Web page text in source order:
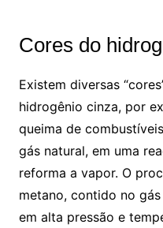
Cores do
Existem diversas
hidrogênio cinza, por
queima de
gás natural, em uma
reforma a vapor. O
metano, contido no
em alta pressão e